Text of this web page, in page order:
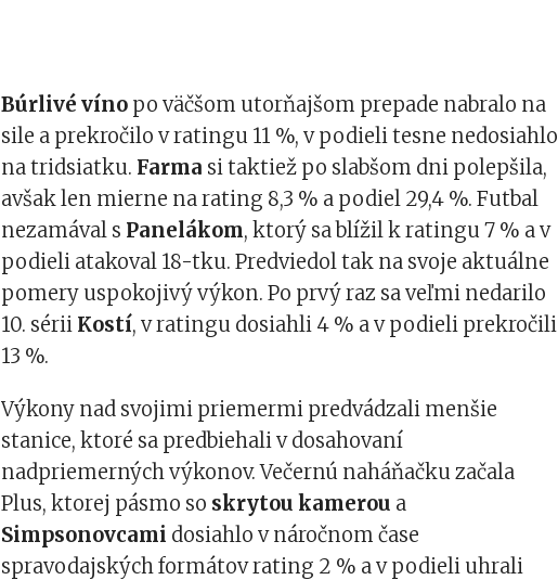
Búrlivé víno po väčšom utorňajšom prepade nabralo na
sile a prekročilo v ratingu 11 %, v podieli tesne nedosiahlo
na tridsiatku. Farma si taktiež po slabšom dni polepšila,
avšak len mierne na rating 8,3 % a podiel 29,4 %. Futbal
nezamával s Panelákom, ktorý sa blížil k ratingu 7 % a v
podieli atakoval 18-tku. Predviedol tak na svoje aktuálne
pomery uspokojivý výkon. Po prvý raz sa veľmi nedarilo
10. sérii Kostí, v ratingu dosiahli 4 % a v podieli prekročili
13 %.
Výkony nad svojimi priemermi predvádzali menšie
stanice, ktoré sa predbiehali v dosahovaní
nadpriemerných výkonov. Večernú naháňačku začala
Plus, ktorej pásmo so skrytou kamerou a
Simpsonovcami dosiahlo v náročnom čase
spravodajských formátov rating 2 % a v podieli uhrali